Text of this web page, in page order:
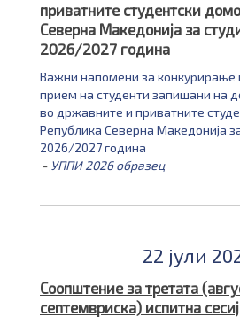
приватните студентски
Северна Македонија за
2026/2027 година
Важни напомени за конкурирање
прием на студенти запишани на
во државните и приватните
Република Северна Македонија
2026/2027 година
- УППИ 2026 образец
22 јули
Соопштение за третата
септемвриска) испитна